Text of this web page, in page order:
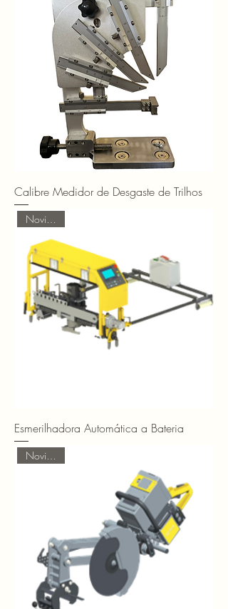
ampla gama de soluções projetadas
especificamente para atender às
necessidades da indústria ferroviária.
Descubra furadeiras, cortadoras,
parafusadeiras, e muito mais, tudo
projetado para garantir a precisão,
segurança e eficiência em cada etapa
do processo ferroviário.
Calibre Medidor de Desgaste de Trilhos
Novidades
Esmerilhadora Automática a Bateria
Novidades